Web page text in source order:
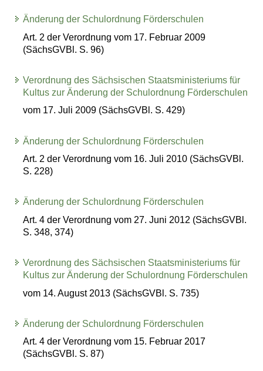
Änderung der Schulordnung Förderschulen
Art. 2 der Verordnung vom 17. Februar 2009
(SächsGVBl. S. 96)
Verordnung des Sächsischen Staatsministeriums für
Kultus zur Änderung der Schulordnung Förderschulen
vom 17. Juli 2009 (SächsGVBl. S. 429)
Änderung der Schulordnung Förderschulen
Art. 2 der Verordnung vom 16. Juli 2010 (SächsGVBl.
S. 228)
Änderung der Schulordnung Förderschulen
Art. 4 der Verordnung vom 27. Juni 2012 (SächsGVBl.
S. 348, 374)
Verordnung des Sächsischen Staatsministeriums für
Kultus zur Änderung der Schulordnung Förderschulen
vom 14. August 2013 (SächsGVBl. S. 735)
Änderung der Schulordnung Förderschulen
Art. 4 der Verordnung vom 15. Februar 2017
(SächsGVBl. S. 87)